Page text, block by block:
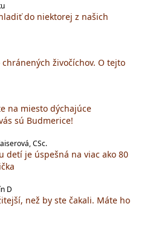
do niektorej z našich
živočíchov. O tejto
na miesto dýchajúce
sú Budmerice!
CSc.
detí je úspešná na viac ako 80
D
než by ste čakali. Máte ho